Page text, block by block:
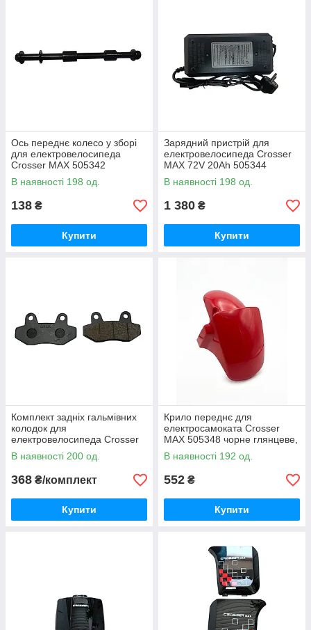
Ось переднє колесо у зборі
для електровелосипеда
Crosser MAX 505342
В наявності 198 од.
138 ₴
Купити
Зарядний пристрій для
електровелосипеда Crosser
MAX 72V 20Ah 505344
В наявності 198 од.
1 380 ₴
Купити
Комплект задніх гальмівних
колодок для
електровелосипеда Crosser
MAX 505347
В наявності 200 од.
368 ₴/комплект
Купити
Крило переднє для
електросамоката Crosser
MAX 505348 чорне глянцеве,
передній щиток від бруду для
електровелосипеда
В наявності 192 од.
552 ₴
Купити